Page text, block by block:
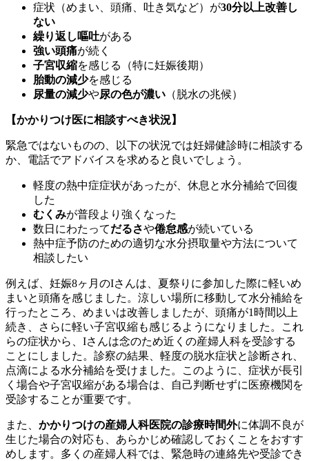
症状（めまい、頭痛、吐き気など）が30分以上改善し
ない
繰り返し嘔吐がある
強い頭痛が続く
子宮収縮を感じる（特に妊娠後期）
胎動の減少を感じる
尿量の減少や尿の色が濃い （脱水の兆候）
【かかりつけ医に相談すべき状況】
緊急ではないものの、以下の状況では妊婦健診時に相談する
か、電話でアドバイスを求めると良いでしょう。
軽度の熱中症症状があったが、休息と水分補給で回復
した
むくみが普段より強くなった
数日にわたってだるさや倦怠感が続いている
熱中症予防のための適切な水分摂取量や方法について
相談したい
例えば、妊娠8ヶ月のIさんは、夏祭りに参加した際に軽いめ
まいと頭痛を感じました。涼しい場所に移動して水分補給を
行ったところ、めまいは改善しましたが、頭痛が1時間以上
続き、さらに軽い子宮収縮も感じるようになりました。これ
らの症状から、Iさんは念のため近くの産婦人科を受診する
ことにしました。診察の結果、軽度の脱水症状と診断され、
点滴による水分補給を受けました。このように、症状が長引
く場合や子宮収縮がある場合は、自己判断せずに医療機関を
受診することが重要です。
また、 かかりつけの産婦人科医院の診療時間外に体調不良が
生じた場合の対応も、あらかじめ確認しておくことをおすす
めします。多くの産婦人科では、緊急時の連絡先や受診でき